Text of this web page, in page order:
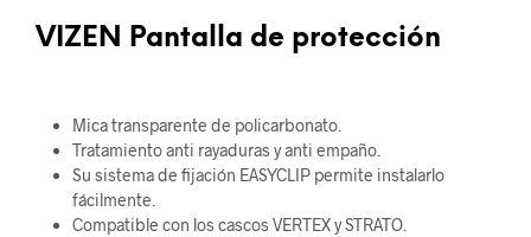
VIZEN Pantalla de protección
Mica transparente de policarbonato.
Tratamiento anti rayaduras y anti empaño.
Su sistema de fijación EASYCLIP permite instalarlo
fácilmente.
Compatible con los cascos VERTEX y STRATO.